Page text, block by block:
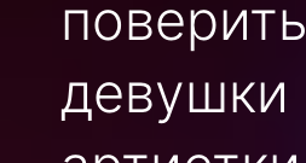
девушки